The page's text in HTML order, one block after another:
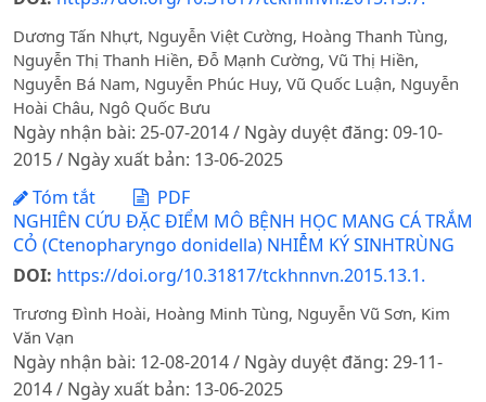
Dương Tấn Nhựt, Nguyễn Việt Cường, Hoàng Thanh Tùng,
Nguyễn Thị Thanh Hiền, Đỗ Mạnh Cường, Vũ Thị Hiền,
Nguyễn Bá Nam, Nguyễn Phúc Huy, Vũ Quốc Luận, Nguyễn
Hoài Châu, Ngô Quốc Bưu
Ngày nhận bài: 25-07-2014 / Ngày duyệt đăng: 09-10-
2015 / Ngày xuất bản: 13-06-2025
Tóm tắt
PDF
NGHIÊN CỨU ĐẶC ĐIỂM MÔ BỆNH HỌC MANG CÁ TRẮM
CỎ (Ctenopharyngo donidella) NHIỄM KÝ SINHTRÙNG
DOI: https://doi.org/10.31817/tckhnnvn.2015.13.1.
Trương Đình Hoài, Hoàng Minh Tùng, Nguyễn Vũ Sơn, Kim
Văn Vạn
Ngày nhận bài: 12-08-2014 / Ngày duyệt đăng: 29-11-
2014 / Ngày xuất bản: 13-06-2025